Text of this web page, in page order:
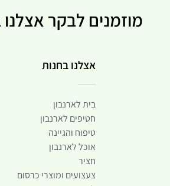
מוזמנים לבקר אצלנו
אצלנו בחנות
בית לארנבון
חטיפים לארנבון
טיפוח והגיינה
אוכל לארנבון
חציר
צעצועים ומוצרי כרסום